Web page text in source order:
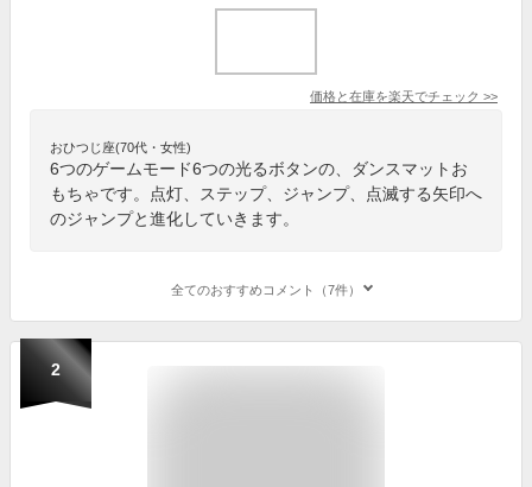
価格と在庫を楽天でチェック >>
おひつじ座(70代・女性)
6つのゲームモード6つの光るボタンの、ダンスマットお
もちゃです。点灯、ステップ、ジャンプ、点滅する矢印へ
のジャンプと進化していきます。
全てのおすすめコメント（7件）
2